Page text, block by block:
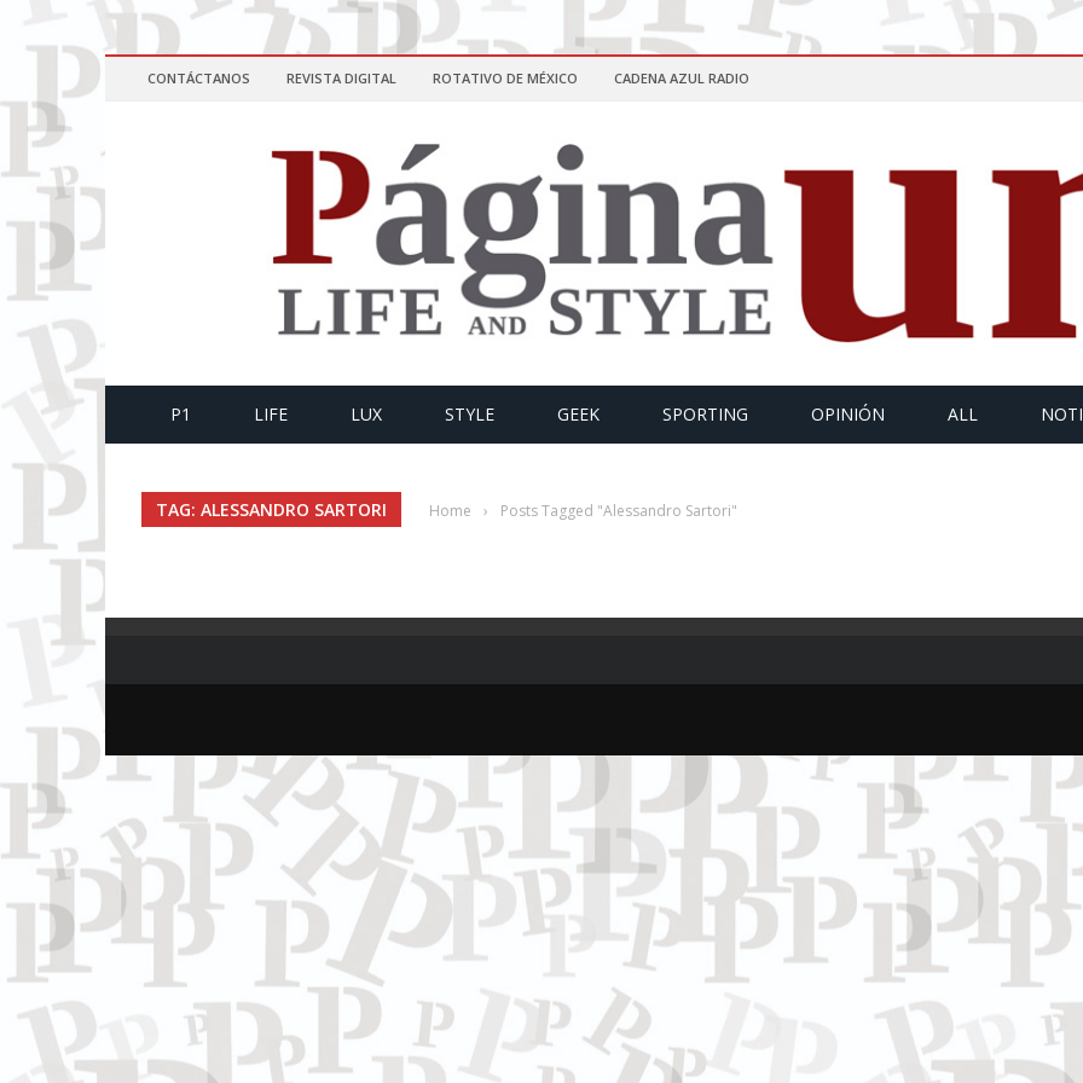
CONTÁCTANOS REVISTA DIGITAL ROTATIVO DE MÉXICO CADENA AZUL RADIO
P1 LIFE LUX STYLE GEEK SPORTING OPINIÓN ALL
TAG: ALESSANDRO SARTORI Home › Posts Tagged "Alessandro Sartori"